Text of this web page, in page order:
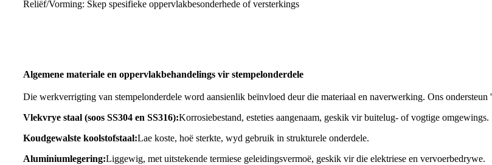
Reliëf/Vorming: Skep spesifieke oppervlakbesonderhede of versterkings
Algemene materiale en oppervlakbehandelings vir stempelonderdele
Die werkverrigting van stempelonderdele word aansienlik beïnvloed deur die materiaal en naverwerking. Ons
Vlekvrye staal (soos SS304 en SS316):Korrosiebestand, esteties aangenaam, geskik vir buitelug- of vogtige omgewings.
Koudgewalste koolstofstaal:Lae koste, hoë sterkte, wyd gebruik in strukturele onderdele.
Aluminiumlegering:Liggewig, met uitstekende termiese geleidingsvermoë, geskik vir die elektriese en vervoerbedrywe.